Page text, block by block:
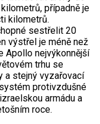
případně je
kilometrů.
sestřelit 20
výstřel je méně než
Apollo nejvýkonnější
trhu se
a stejný vyzařovací
protivzdušné
armádu a
roce.